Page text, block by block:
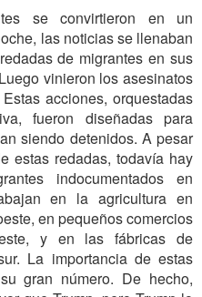
se convirtieron en un
las noticias se llenaban
de migrantes en sus
vinieron los asesinatos
acciones, orquestadas
fueron diseñadas para
siendo detenidos. A pesar
estas redadas, todavía hay
indocumentados en
en la agricultura en
en pequeños comercios
y en las fábricas de
La importancia de estas
gran número. De hecho,